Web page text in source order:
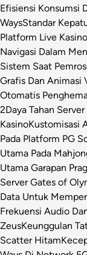
Efisiensi Konsumsi
WaysStandar
Platform Live Kasino
Navigasi Dalam
Sistem Saat
Grafis Dan Animasi
Otomatis
2Daya Tahan
KasinoKustomisasi
Pada Platform PG
Utama Pada
Utama Garapan
Server Gates of
Data Untuk
Frekuensi Audio
ZeusKeunggulan
Scatter Hitam